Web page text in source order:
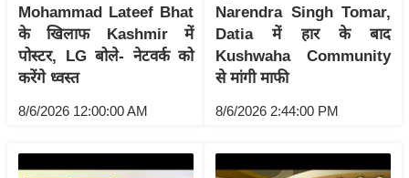
ध
र्म
ज्यो
ष
भु
Mohammad Lateef Bhat
के खिलाफ Kashmir में
पोस्टर, LG बोले- नेटवर्क को
करेंगे ध्वस्त
8/6/2026 12:00:00 AM
Narendra Singh Tomar,
Datia में हार के बाद
Kushwaha Community
से मांगी माफी
8/6/2026 2:44:00 PM